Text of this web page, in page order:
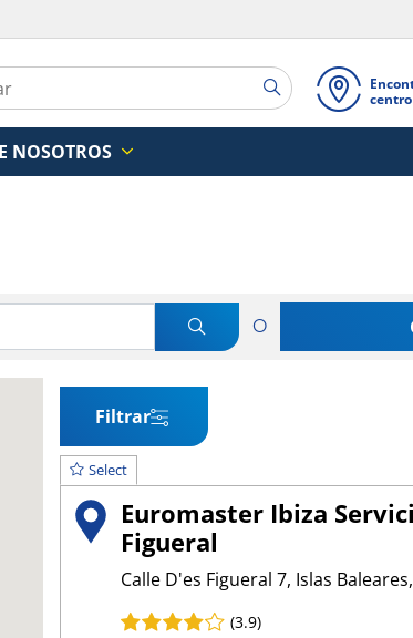
centro
NOSOTROS
O
Filtrar
Select
Euromaster Ibiza
Figueral
Calle D'es Figueral 7, Islas
(3.9)